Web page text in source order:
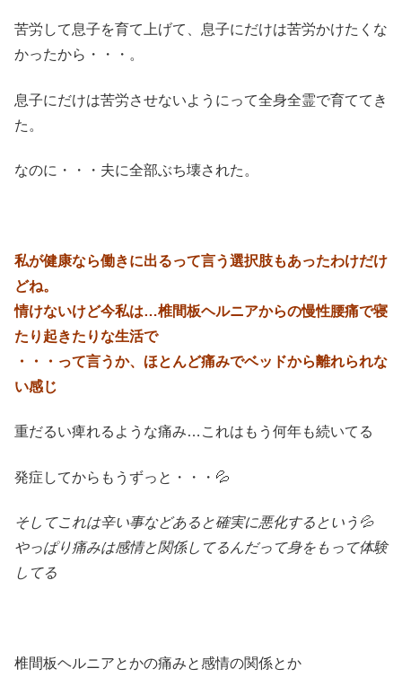
苦労して息子を育て上げて、息子にだけは苦労かけたくな
かったから・・・。
息子にだけは苦労させないようにって全身全霊で育ててき
た。
なのに・・・夫に全部ぶち壊された。
私が健康なら働きに出るって言う選択肢もあったわけだけ
どね。
情けないけど今私は…椎間板ヘルニアからの慢性腰痛で寝
たり起きたりな生活で
・・・って言うか、ほとんど痛みでベッドから離れられな
い感じ
重だるい痺れるような痛み…これはもう何年も続いてる
発症してからもうずっと・・・💦
そしてこれは辛い事などあると確実に悪化するという💦
やっぱり痛みは感情と関係してるんだって身をもって体験
してる
椎間板ヘルニアとかの痛みと感情の関係とか